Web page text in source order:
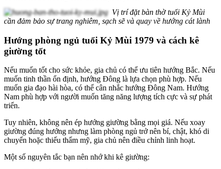
Vị trí đặt bàn thờ tuổi Kỷ Mùi
cần đảm bảo sự trang nghiêm, sạch sẽ và quay về hướng cát lành
Hướng phòng ngủ tuổi Kỷ Mùi 1979 và cách kê
giường tốt
Nếu muốn tốt cho sức khỏe, gia chủ có thể ưu tiên hướng Bắc. Nếu
muốn tinh thần ổn định, hướng Đông là lựa chọn phù hợp. Nếu
muốn gia đạo hài hòa, có thể cân nhắc hướng Đông Nam. Hướng
Nam phù hợp với người muốn tăng năng lượng tích cực và sự phát
triển.
Tuy nhiên, không nên ép hướng giường bằng mọi giá. Nếu xoay
giường đúng hướng nhưng làm phòng ngủ trở nên bí, chật, khó di
chuyển hoặc thiếu thẩm mỹ, gia chủ nên điều chỉnh linh hoạt.
Một số nguyên tắc bạn nên nhớ khi kê giường: